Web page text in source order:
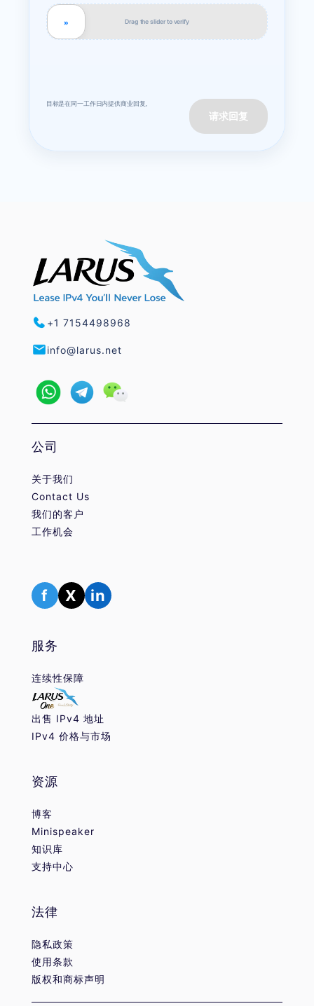
Drag the slider to verify
»
目标是在同一工作日内提供商业回复。
请求回复
+1 7154498968
info@larus.net
公司
关于我们
Contact Us
我们的客户
工作机会
f X in
服务
连续性保障
出售 IPv4 地址
IPv4 价格与市场
资源
博客
Minispeaker
知识库
支持中心
法律
隐私政策
使用条款
版权和商标声明